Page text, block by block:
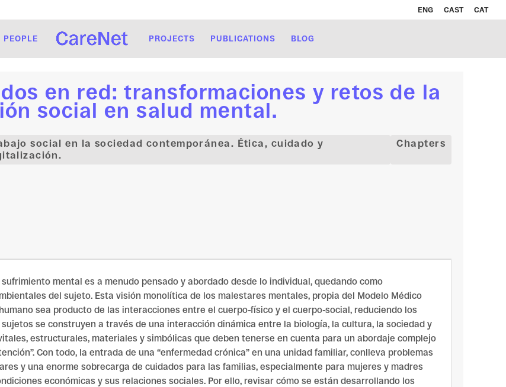
ENG CAST CAT
PEOPLE PROJECTS PUBLICATIONS BLOG
en red: transformaciones y retos de la
social en salud mental.
social en la sociedad contemporánea. Ética, cuidado y
Chapters
mental es a menudo pensado y abordado desde lo individual, quedando como
del sujeto. Esta visión monolítica de los malestares mentales, propia del Modelo Médico
sea producto de las interacciones entre el cuerpo-físico y el cuerpo-social, reduciendo los
se construyen a través de una interacción dinámica entre la biología, la cultura, la sociedad y
estructurales, materiales y simbólicas que deben tenerse en cuenta para un abordaje complejo
Con todo, la entrada de una “enfermedad crónica” en una unidad familiar, conlleva problemas
y una enorme sobrecarga de cuidados para las familias, especialmente para mujeres y madres
económicas y sus relaciones sociales. Por ello, revisar cómo se están desarrollando los